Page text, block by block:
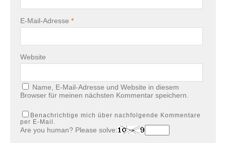
E-Mail-Adresse *
Website
Name, E-Mail-Adresse und Website in diesem
Browser für meinen nächsten Kommentar speichern.
Benachrichtige mich über nachfolgende Kommentare
per E-Mail.
Are you human? Please solve: